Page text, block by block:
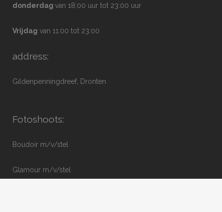
donderdag van 18:00 uur tot 23:00 uur
Vrijdag van 11:00 tot 23:00
address:
Gildenpenningdreef, Dronten
Fotoshoots:
Boudoir m/v/stel
Glamour m/v/stel